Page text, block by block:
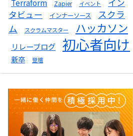
Terraform Zapier イベント
イン
タビュー
インナーソース
スクラ
ム
スクラムマスター ハッカソン
リレーブログ 初心者向け
新卒 登壇